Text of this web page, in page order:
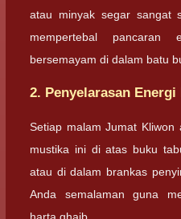
atau minyak segar sangat
mempertebal pancaran
bersemayam di dalam batu
2. Penyelarasan
Setiap malam Jumat Kliwon
mustika ini di atas buku
atau di dalam brankas
Anda semalaman guna